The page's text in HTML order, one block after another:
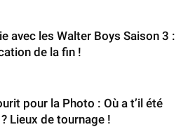
avec les Walter Boys Saison 3 :
de la fin !
pour la Photo : Où a t’il été
Lieux de tournage !